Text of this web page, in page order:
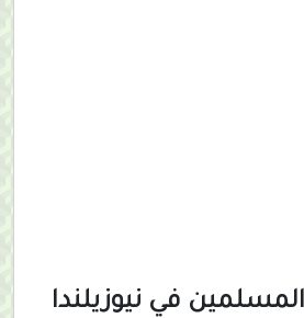
في نيوزيلندا